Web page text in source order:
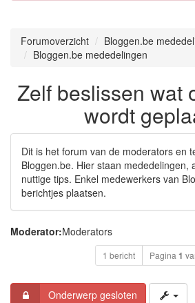
Forumoverzicht
Bloggen.be
Bloggen.be mededelingen
Zelf beslissen wat
wordt
Dit is het forum van de moderators en
Bloggen.be. Hier staan mededelingen,
nuttige tips. Enkel medewerkers van
berichtjes plaatsen.
Moderator:Moderators
1 bericht Pagina 1
Onderwerp gesloten